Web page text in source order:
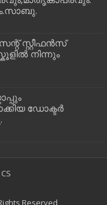
സ്റ്റീഫൻസ്
നിന്നും
ഡോക്ടർ
Reserved